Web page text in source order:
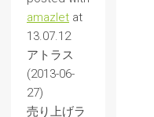
amazlet at
13.07.12
アトラス
(2013-06-
27)
売り上げラ